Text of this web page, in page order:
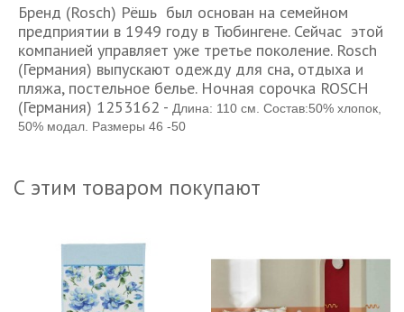
Бренд (Rosch) Рёшь был основан на семейном
предприятии в 1949 году в Тюбингене. Сейчас этой
компанией управляет уже третье поколение. Rosch
(Германия) выпускают одежду для сна, отдыха и
пляжа, постельное белье. Ночная сорочка ROSCH
(Германия) 1253162 - Длина: 110 см. Состав:50% хлопок,
50% модал. Размеры 46 -50
С этим товаром покупают